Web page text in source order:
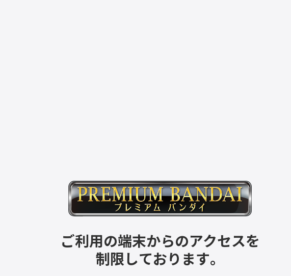
ご利用の端末からのアクセスを
制限しております。